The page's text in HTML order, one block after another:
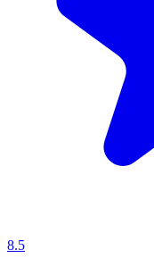
8.5